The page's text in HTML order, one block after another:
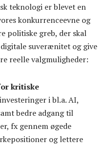
teknologi er blevet en
konkurrenceevne og
politiske greb, der skal
suverænitet og give
reelle valgmuligheder:
kritiske
i bl.a. AI,
bedre adgang til
fx gennem øgede
og lettere